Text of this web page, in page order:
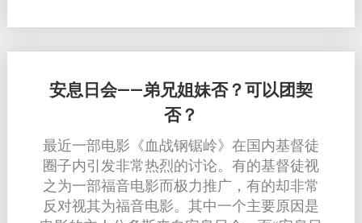
安息日会——弟兄姐妹否？可以团契
否？
最近一部电影《血战钢锯岭》在国内基督徒
圈子内引发非常热烈的讨论。有的基督徒视
之为一部福音电影而极力推广，有的却非常
反对视其为福音电影。其中一个主要原因是